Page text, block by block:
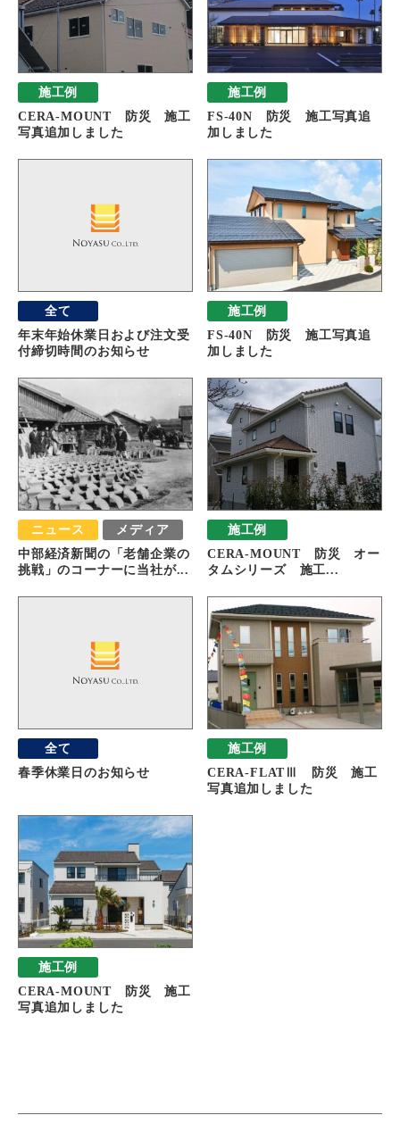
施工例
CERA-MOUNT 防災 施工
写真追加しました
施工例
FS-40N 防災 施工写真追
加しました
全て
年末年始休業日および注文受
付締切時間のお知らせ
施工例
FS-40N 防災 施工写真追
加しました
ニュース メディア
中部経済新聞の「老舗企業の
挑戦」のコーナーに当社が...
施工例
CERA-MOUNT 防災 オー
タムシリーズ 施工...
全て
春季休業日のお知らせ
施工例
CERA-FLATⅢ 防災 施工
写真追加しました
施工例
CERA-MOUNT 防災 施工
写真追加しました